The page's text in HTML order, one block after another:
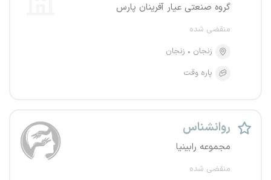
گروه صنعتی عیار آفرینان پارس
منقضی شده
زنجان
زنجان
پاره وقت
روانشناس
مجموعه رابینیا
منقضی شده